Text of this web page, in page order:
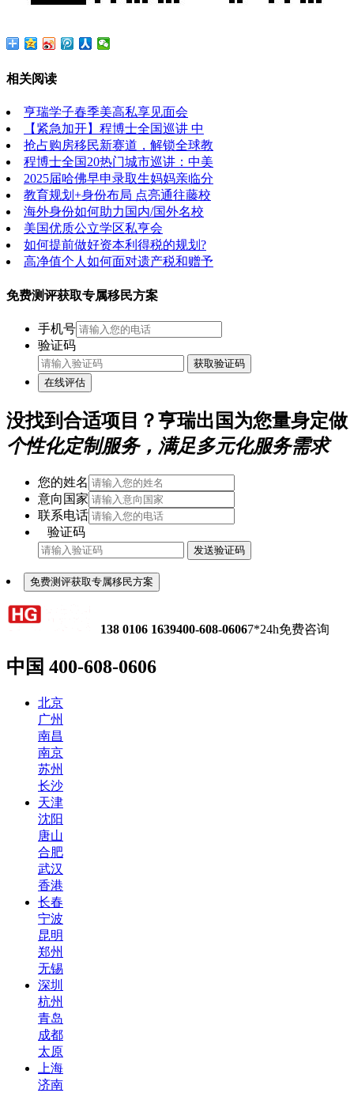
相关阅读
亨瑞学子春季美高私享见面会
【紧急加开】程博士全国巡讲 中
抢占购房移民新赛道，解锁全球教
程博士全国20热门城市巡讲：中美
2025届哈佛早申录取生妈妈亲临分
教育规划+身份布局 点亮通往藤校
海外身份如何助力国内/国外名校
美国优质公立学区私亨会
如何提前做好资本利得税的规划?
高净值个人如何面对遗产税和赠予
免费测评获取专属移民方案
手机号
验证码
获取验证码
在线评估
没找到合适项目？亨瑞出国为您量身定做
个性化定制服务，满足多元化服务需求
您的姓名
意向国家
联系电话
验证码
发送验证码
免费测评获取专属移民方案
138 0106 1639400-608-06067*24h免费咨询
中国 400-608-0606
北京
广州
南昌
南京
苏州
长沙
天津
沈阳
唐山
合肥
武汉
香港
长春
宁波
昆明
郑州
无锡
深圳
杭州
青岛
成都
太原
上海
济南